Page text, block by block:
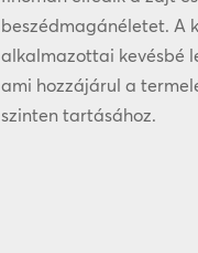
beszédmagánéletet. A
alkalmazottai kevésbé
ami hozzájárul a
szinten tartásához.